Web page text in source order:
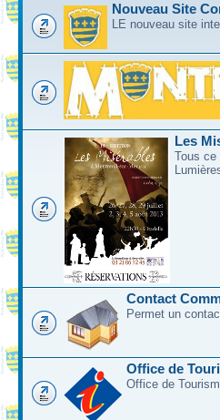
Nouveau Site
LE nouveau site
Les
Tous
Contact
Permet un
Office de
Office de